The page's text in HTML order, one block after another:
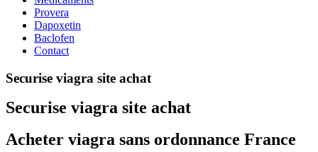
Provera
Dapoxetin
Baclofen
Contact
Securise viagra site achat
Securise viagra site achat
Acheter viagra sans ordonnance France